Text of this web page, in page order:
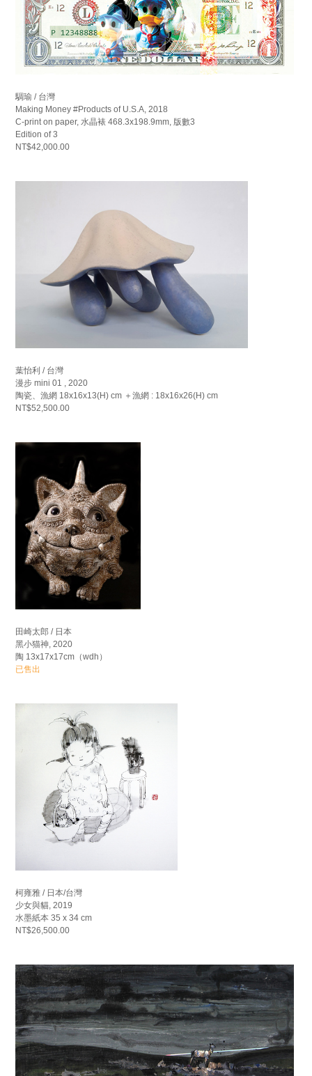
騆瑜 / 台灣
Making Money #Products of U.S.A, 2018
C-print on paper, 水晶裱 468.3x198.9mm, 版數3
Edition of 3
NT$42,000.00
葉怡利 / 台灣
漫步 mini 01 , 2020
陶瓷、漁網 18x16x13(H) cm ＋漁網 : 18x16x26(H) cm
NT$52,500.00
田崎太郎 / 日本
黑小猫神, 2020
陶 13x17x17cm（wdh）
已售出
柯雍雅 / 日本/台灣
少女與貓, 2019
水墨紙本 35 x 34 cm
NT$26,500.00